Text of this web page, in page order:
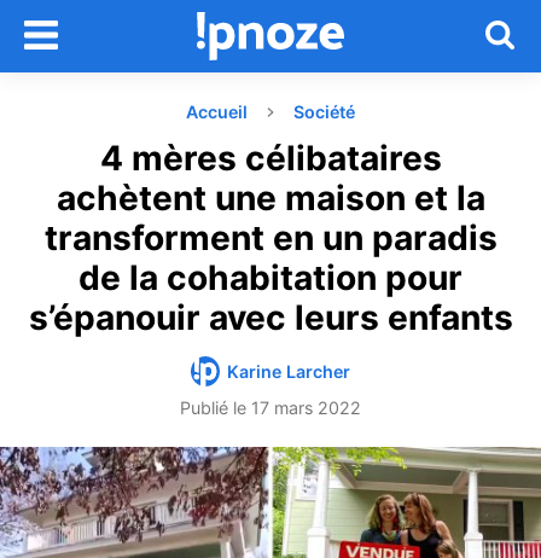
Accueil Société
4 mères célibataires
achètent une maison et la
transforment en un paradis
de la cohabitation pour
s’épanouir avec leurs enfants
Karine Larcher
Publié le 17 mars 2022